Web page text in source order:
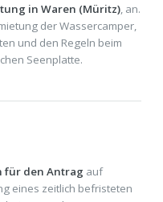
in Waren (Müritz), an.
der Wassercamper,
und den Regeln beim
Seenplatte.
für den Antrag auf
eines zeitlich befristeten